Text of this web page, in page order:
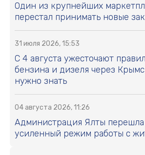
Один из крупнейших
перестал принимать новые
31 июля 2026, 15:53
С 4 августа ужесточают
бензина и дизеля через
нужно знать
04 августа 2026, 11:26
Администрация Ялты перешла
усиленный режим работы с